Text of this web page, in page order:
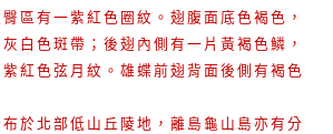
區有一紫紅色圈紋。翅腹面底色褐色，
白色斑帶；後翅內側有一片黃褐色鱗，
紅色弦月紋。雄蝶前翅背面後側有褐色
於北部低山丘陵地，離島龜山島亦有分